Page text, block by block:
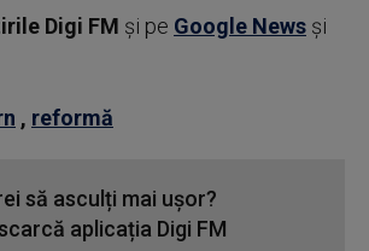
Digi FM şi pe Google News şi
, reformă
să asculți mai ușor?
aplicația Digi FM